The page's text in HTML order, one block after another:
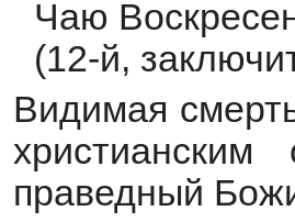
Чаю
(12-й,
Видимая
праведный